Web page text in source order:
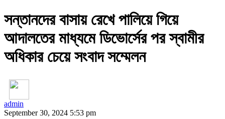
সন্তানদের বাসায় রেখে পালিয়ে গিয়ে
আদালতের মাধ্যমে ডিভোর্সের পর স্বামীর
অধিকার চেয়ে সংবাদ সম্মেলন
admin
September 30, 2024 5:53 pm